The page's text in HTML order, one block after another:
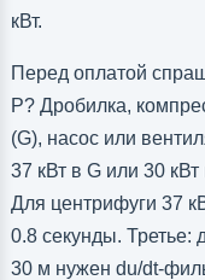
кВт.
Перед оплатой
P? Дробилка,
(G), насос или
37 кВт в G или 30
Для центрифуги 37
0.8 секунды. Третье:
30 м нужен du/dt-